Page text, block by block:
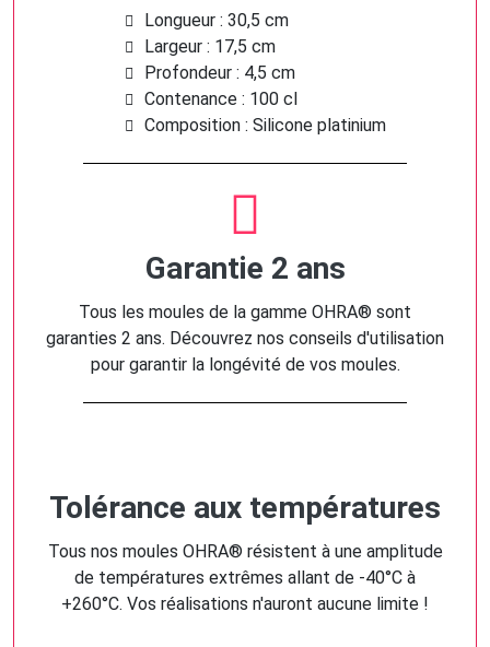
Longueur : 30,5 cm
Largeur : 17,5 cm
Profondeur : 4,5 cm
Contenance : 100 cl
Composition : Silicone platinium
Garantie 2 ans
Tous les moules de la gamme OHRA® sont
garanties 2 ans. Découvrez nos conseils d'utilisation
pour garantir la longévité de vos moules.
Tolérance aux températures
Tous nos moules OHRA® résistent à une amplitude
de températures extrêmes allant de -40°C à
+260°C. Vos réalisations n'auront aucune limite !